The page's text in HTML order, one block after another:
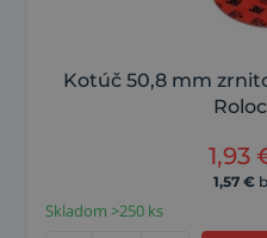
Kotúč 50,8 mm
1,93
1,57 €
Skladom >250 ks